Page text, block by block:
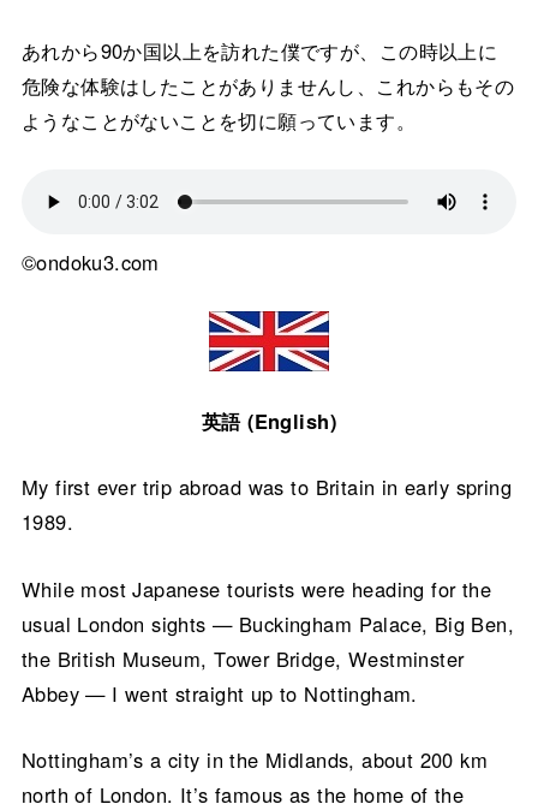
あれから90か国以上を訪れた僕ですが、この時以上に
危険な体験はしたことがありませんし、これからもその
ようなことがないことを切に願っています。
©ondoku3.com
英語 (English)
My first ever trip abroad was to Britain in early spring
1989.
While most Japanese tourists were heading for the
usual London sights — Buckingham Palace, Big Ben,
the British Museum, Tower Bridge, Westminster
Abbey — I went straight up to Nottingham.
Nottingham’s a city in the Midlands, about 200 km
north of London. It’s famous as the home of the